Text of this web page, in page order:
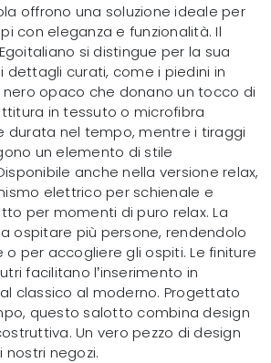
offrono una soluzione ideale per
con eleganza e funzionalità. Il
si distingue per la sua
dettagli curati, come i piedini in
opaco che donano un tocco di
in tessuto o microfibra
durata nel tempo, mentre i tiraggi
un elemento di stile
anche nella versione relax,
elettrico per schienale e
per momenti di puro relax. La
ospitare più persone, rendendolo
per accogliere gli ospiti. Le finiture
facilitano l’inserimento in
classico al moderno. Progettato
questo salotto combina design
Un vero pezzo di design
nostri negozi.